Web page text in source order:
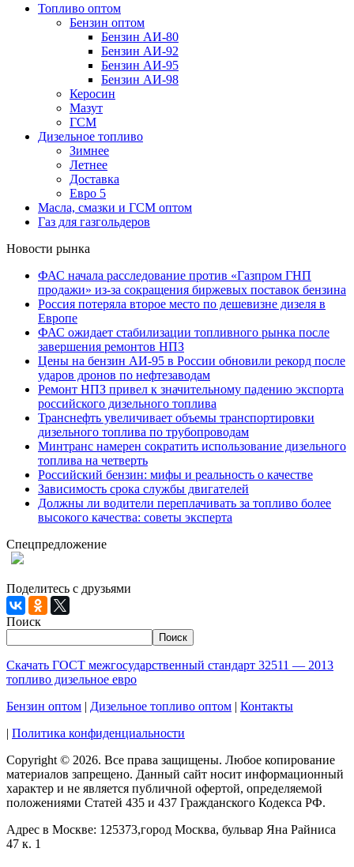
Топливо оптом
Бензин оптом
Бензин АИ-80
Бензин АИ-92
Бензин АИ-95
Бензин АИ-98
Керосин
Мазут
ГСМ
Дизельное топливо
Зимнее
Летнее
Доставка
Евро 5
Масла, смазки и ГСМ оптом
Газ для газгольдеров
Новости рынка
ФАС начала расследование против «Газпром ГНП
продажи» из-за сокращения биржевых поставок бензина
Россия потеряла второе место по дешевизне дизеля в
Европе
ФАС ожидает стабилизации топливного рынка после
завершения ремонтов НПЗ
Цены на бензин АИ-95 в России обновили рекорд после
ударов дронов по нефтезаводам
Ремонт НПЗ привел к значительному падению экспорта
российского дизельного топлива
Транснефть увеличивает объемы транспортировки
дизельного топлива по трубопроводам
Минтранс намерен сократить использование дизельного
топлива на четверть
Российский бензин: мифы и реальность о качестве
Зависимость срока службы двигателей
Должны ли водители переплачивать за топливо более
высокого качества: советы эксперта
Спецпредложение
Поделитесь с друзьями
Поиск
Поиск
Скачать ГОСТ межгосударственный стандарт 32511 — 2013
топливо дизельное евро
Бензин оптом | Дизельное топливо оптом | Контакты
| Политика конфиденциальности
Copyright © 2026. Все права защищены. Любое копирование
материалов запрещено. Данный сайт носит информационный
характер и не является публичной офертой, определяемой
положениями Статей 435 и 437 Гражданского Кодекса РФ.
Адрес в Москве: 125373,город Москва, бульвар Яна Райниса
47 к. 1